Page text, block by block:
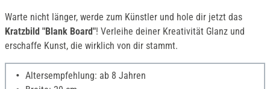
Warte nicht länger, werde zum Künstler und hole dir jetzt das
Kratzbild "Blank Board"! Verleihe deiner Kreativität Glanz und
erschaffe Kunst, die wirklich von dir stammt.
Altersempfehlung: ab 8 Jahren